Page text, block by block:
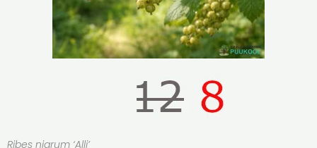
Ribes nigrum ‘Alli’